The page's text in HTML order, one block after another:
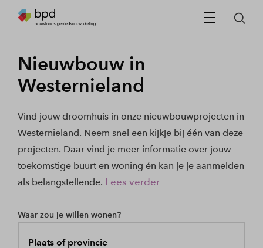
Nieuwbouw in
Westernieland
Vind jouw droomhuis in onze nieuwbouwprojecten in
Westernieland. Neem snel een kijkje bij één van deze
projecten. Daar vind je meer informatie over jouw
toekomstige buurt en woning én kan je je aanmelden
als belangstellende. Lees verder
Waar zou je willen wonen?
Plaats of provincie